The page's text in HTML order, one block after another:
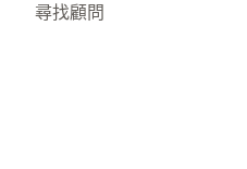
尋找顧問